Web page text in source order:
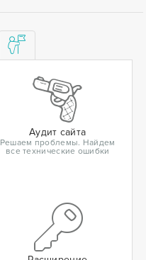
Аудит сайта
Решаем проблемы. Найдем
все технические ошибки